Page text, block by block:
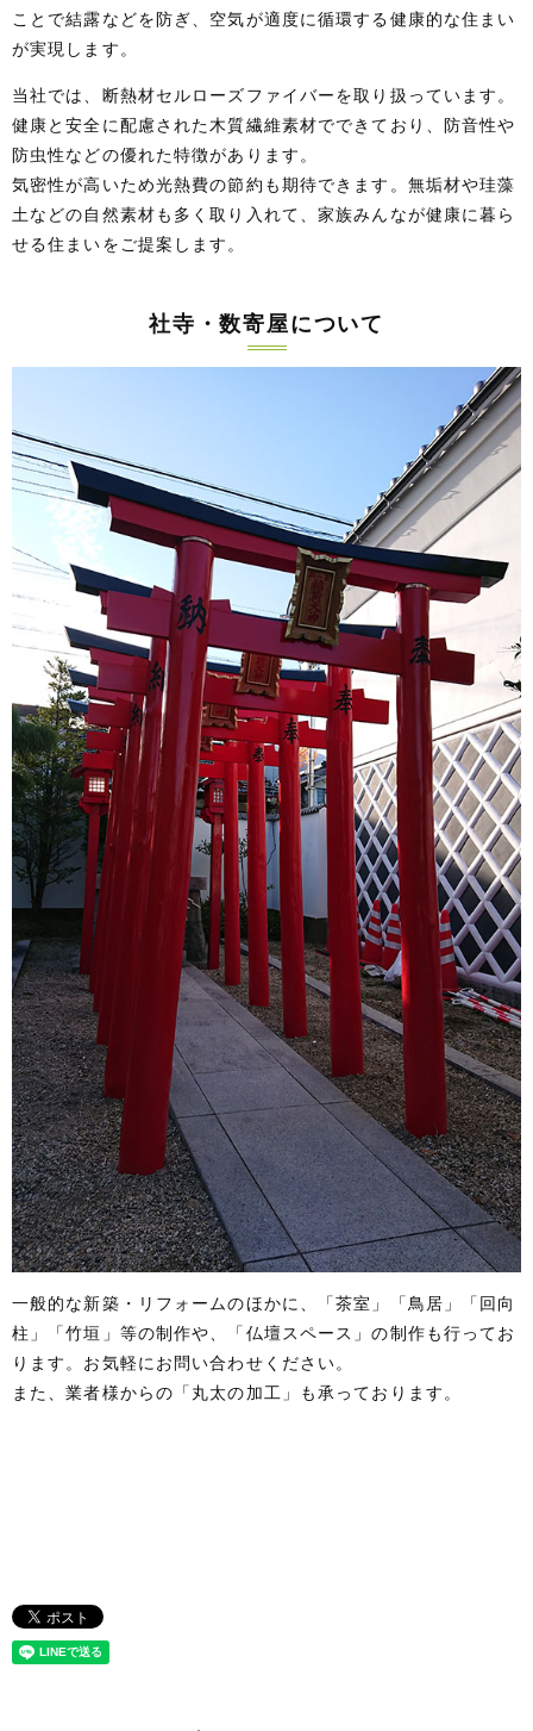
ことで結露などを防ぎ、空気が適度に循環する健康的な住まい
が実現します。
当社では、断熱材セルローズファイバーを取り扱っています。
健康と安全に配慮された木質繊維素材でできており、防音性や
防虫性などの優れた特徴があります。
気密性が高いため光熱費の節約も期待できます。無垢材や珪藻
土などの自然素材も多く取り入れて、家族みんなが健康に暮ら
せる住まいをご提案します。
社寺・数寄屋について
一般的な新築・リフォームのほかに、「茶室」「鳥居」「回向
柱」「竹垣」等の制作や、「仏壇スペース」の制作も行ってお
ります。お気軽にお問い合わせください。
また、業者様からの「丸太の加工」も承っております。